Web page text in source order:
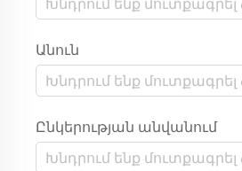
Անուն
Ընկերության անվանում